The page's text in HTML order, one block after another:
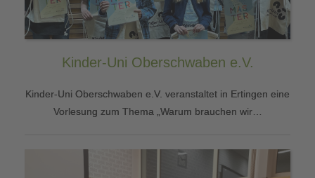
Kinder-Uni Oberschwaben e.V.
Kinder-Uni Oberschwaben e.V. veranstaltet in Ertingen eine
Vorlesung zum Thema „Warum brauchen wir…